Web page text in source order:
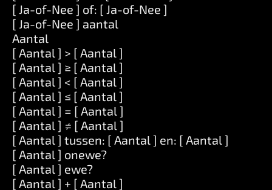
[ Ja-of-Nee ] of: [ Ja-of-Nee ]
[ Ja-of-Nee ] aantal
Aantal
[ Aantal ] > [ Aantal ]
[ Aantal ] ≥ [ Aantal ]
[ Aantal ] < [ Aantal ]
[ Aantal ] ≤ [ Aantal ]
[ Aantal ] = [ Aantal ]
[ Aantal ] ≠ [ Aantal ]
[ Aantal ] tussen: [ Aantal ] en: [ Aantal ]
[ Aantal ] onewe?
[ Aantal ] ewe?
[ Aantal ] + [ Aantal ]